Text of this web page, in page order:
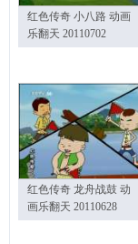
红色传奇 小八路 动画
乐翻天 20110702
红色传奇 龙舟战鼓 动
画乐翻天 20110628